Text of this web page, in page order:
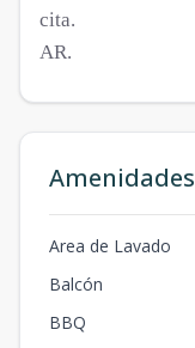
cita.
AR.
Amenidades
Area de Lavado
Balcón
BBQ